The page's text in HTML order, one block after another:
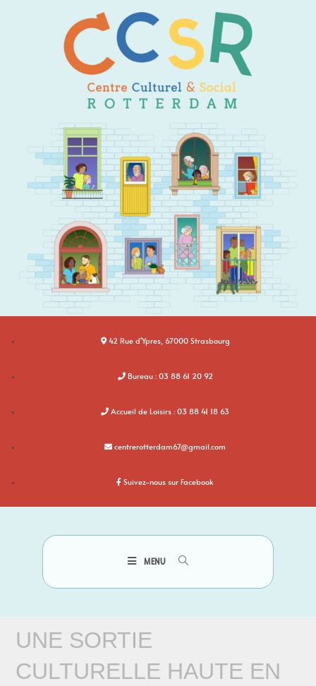
42 Rue d'Ypres, 67000 Strasbourg
Bureau : 03 88 61 20 92
Accueil de Loisirs : 03 88 41 18 63
centrerotterdam67@gmail.com
Suivez-nous sur Facebook
MENU
UNE SORTIE
CULTURELLE HAUTE EN